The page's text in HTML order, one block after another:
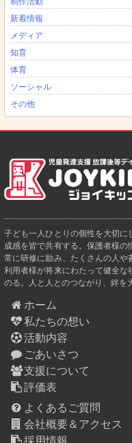
新着情報
メディア
知育
体育
ソーシャル
その他
子ども一人ひとりの個性を大切
成感を皆で共有する。保護者様の
常に研修に励み、たくさんの人や
利用者様が将来にわたって健全
のる。人と人とのつながり、絆を
ホーム
私たちの想い
活動内容
ごあいさつ
支援について
評価表
よくあるご質問
会社概要＆アクセス
採用情報